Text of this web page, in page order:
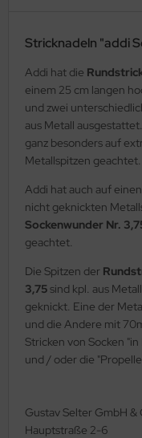
Stricknadeln "addi
Addi hat die
einem 25 cm langen
und zwei
aus Metall
ganz besonders auf
Metallspitzen geachtet.
Addi hat auch auf
nicht geknickten
Sockenwunder Nr.
geachtet.
Die Spitzen der
3,75sind kpl. aus
geknickt. Eine der
und die Andere mit
Stricken von Socken
und / oder die
Gustav Selter GmbH &
Hauptstraße 2-6